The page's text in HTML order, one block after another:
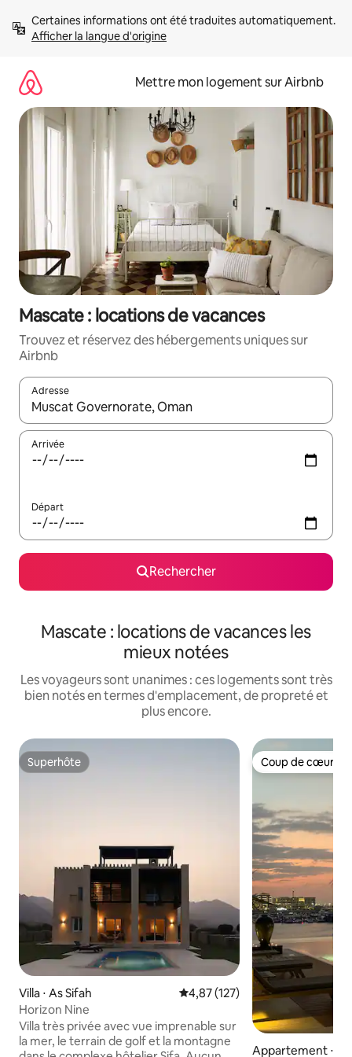
directement
Afficher la langue d'origine
Mettre mon logement sur Airbnb
Mascate : locations de vacances
Trouvez et réservez des hébergements uniques sur
Airbnb
Adresse
Lorsque les résultats s'affichent, utilisez les flèches vers le
Arrivée
Départ
Rechercher
Mascate : locations de vacances les
mieux notées
Les voyageurs sont unanimes : ces logements sont très
bien notés en termes d'emplacement, de propreté et
plus encore.
Superhôte
Superhôte
Villa ⋅ As Sifah Évaluation moyenne sur la
4,87 (127)
Horizon Nine
Villa très privée avec vue imprenable sur
la mer, le terrain de golf et la montagne
Coup de cœur
Coup de cœur
Appartement ⋅